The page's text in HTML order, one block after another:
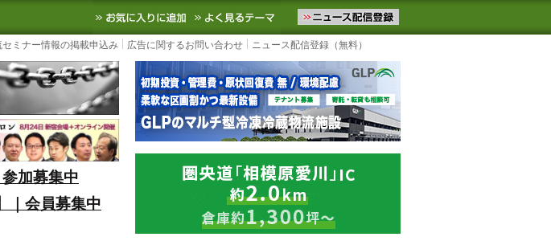
サイト
SCMなど国内外の最新の物流ニュースをお届けします。物流ニュースメール配信を登録す
お気に入りに追加 よく見るテーマ
セミナー情報の掲載申込み 広告に関するお問い合わせ ニュース配信登録（無料）
加募集中
｜会員募集中